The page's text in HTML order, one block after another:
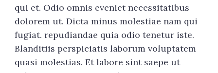
qui et. Odio omnis eveniet necessitatibus
dolorem ut. Dicta minus molestiae nam qui
fugiat. repudiandae quia odio tenetur iste.
Blanditiis perspiciatis laborum voluptatem
quasi molestias. Et labore sint saepe ut